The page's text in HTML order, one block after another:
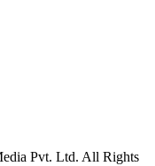
Pvt. Ltd. All Rights